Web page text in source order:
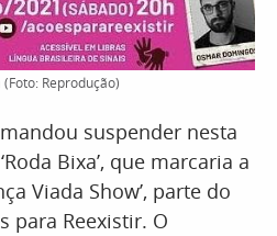
Reprodução)
suspender nesta
Bixa’, que marcaria a
Viada Show’, parte do
para Reexistir. O